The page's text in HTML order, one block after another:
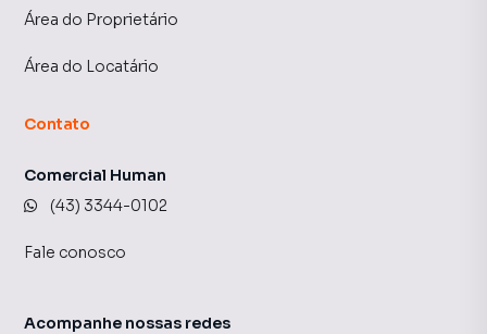
Área do Proprietário
Área do Locatário
Contato
Comercial Human
(43) 3344-0102
Fale conosco
Acompanhe nossas redes